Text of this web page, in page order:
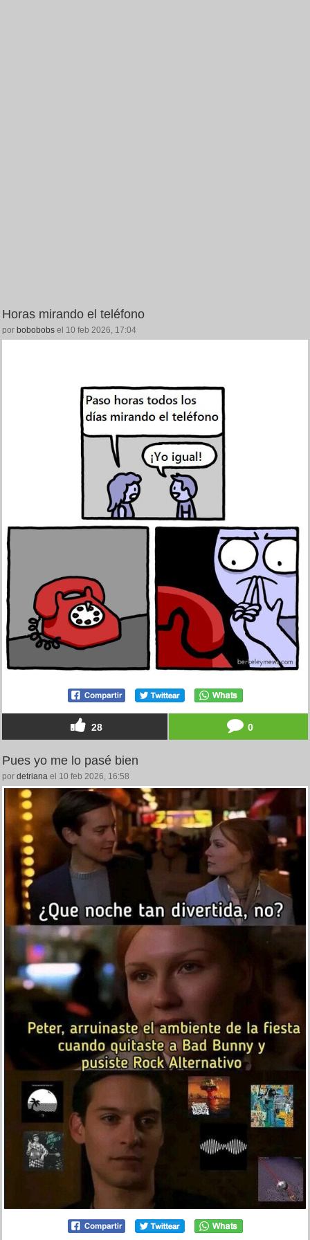
Horas mirando el teléfono
por bobobobs el 10 feb 2026, 17:04
28 0
Pues yo me lo pasé bien
por detriana el 10 feb 2026, 16:58